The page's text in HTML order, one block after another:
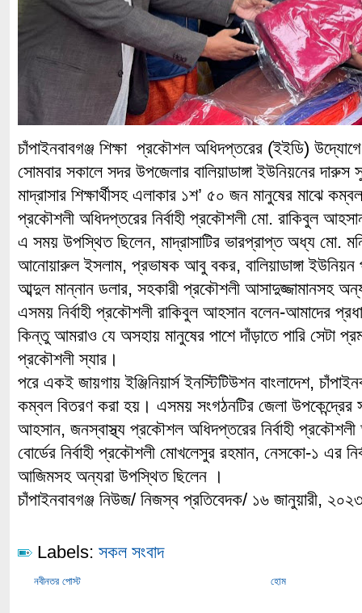
চাঁপাইনবাবগঞ্জ শিক্ষা প্রকৌশল অধিদপ্তরের (ইইডি)
সোমবার সকালে সদর উপজেলার বালিয়াডাঙ্গা ইউনিয়নের দারুস
মাদ্রাসার শিক্ষার্থীসহ এলাকার ১শ’ ৫০ জন মানুষের মাঝে
প্রকৌশলী অধিদপ্তরের নির্বাহী প্রকৌশলী মো. রাকিবুল
এ সময় উপস্থিত ছিলেন, মাদ্রাসাটির ভারপ্রাপ্ত অধ্য মো.
আনোয়ারুল ইসলাম, প্রভাষক আবু বকর, বালিয়াডাঙ্গা ইউনিয়ন
আব্দুল মান্নান ডলার, সহকারী প্রকৌশলী আসাদুজ্জামানসহ
এসময় নির্বাহী প্রকৌশলী রাকিবুল আহসান বলেন-আমাদের
কিন্তু আমরাও যে অসহায় মানুষের পাশে দাঁড়াতে পারি সেটা
প্রকৌশলী স্যার।
পরে একই জায়গায় ইঞ্জিনিয়ার্স ইনস্টিটিউশন বাংলাদেশ,
কম্বল বিতরণ করা হয়। এসময় সংগঠনটির জেলা উপকেন্দ্রের
আহসান, জনস্বাস্থ্য প্রকৌশল অধিদপ্তরের নির্বাহী
বোর্ডের নির্বাহী প্রকৌশলী মোখলেসুর রহমান, নেসকো-১ এর
আজিমসহ অন্যরা উপস্থিত ছিলেন ।
চাঁপাইনবাবগঞ্জ নিউজ/ নিজস্ব প্রতিবেদক/ ১৬ জানুয়ারী,
Labels: সকল সংবাদ
নবীনতর পোস্ট হোম